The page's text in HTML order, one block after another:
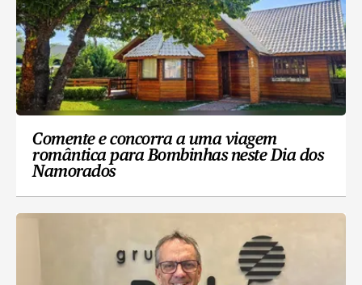
Comente e concorra a uma viagem
romântica para Bombinhas neste Dia dos
Namorados